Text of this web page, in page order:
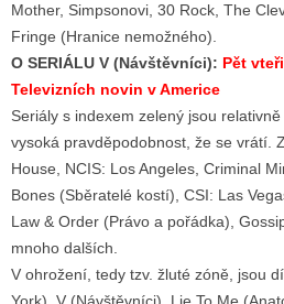
Mother, Simpsonovi, 30 Rock, The
Fringe (Hranice nemožného).
O SERIÁLU V (Návštěvníci): Pět
Televizních novin v Americe
Seriály s indexem zelený jsou
vysoká pravděpodobnost, že se vrátí.
House, NCIS: Los Angeles, Criminal
Bones (Sběratelé kostí), CSI: Las
Law & Order (Právo a pořádka),
mnoho dalších.
V ohrožení, tedy tzv. žluté zóně, jsou